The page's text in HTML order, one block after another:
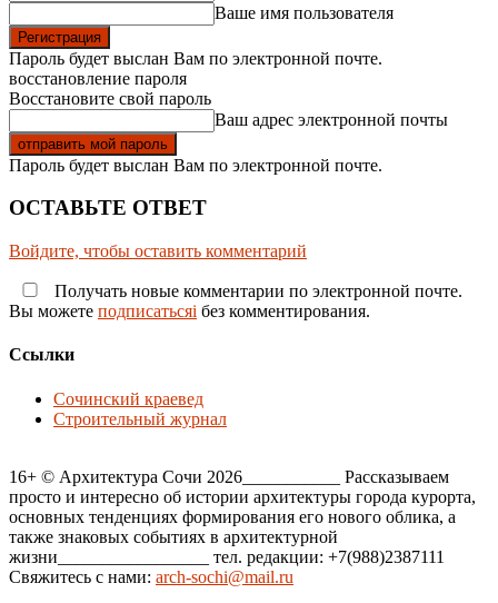
Ваше имя пользователя
Пароль будет выслан Вам по электронной почте.
восстановление пароля
Восстановите свой пароль
Ваш адрес электронной почты
Пароль будет выслан Вам по электронной почте.
ОСТАВЬТЕ ОТВЕТ
Войдите, чтобы оставить комментарий
Получать новые комментарии по электронной почте.
Вы можете подписатьсяi без комментирования.
Ссылки
Сочинский краевед
Строительный журнал
16+ © Архитектура Сочи 2026___________ Рассказываем
просто и интересно об истории архитектуры города курорта,
основных тенденциях формирования его нового облика, а
также знаковых событиях в архитектурной
жизни_________________ тел. редакции: +7(988)2387111
Свяжитесь с нами: arch-sochi@mail.ru